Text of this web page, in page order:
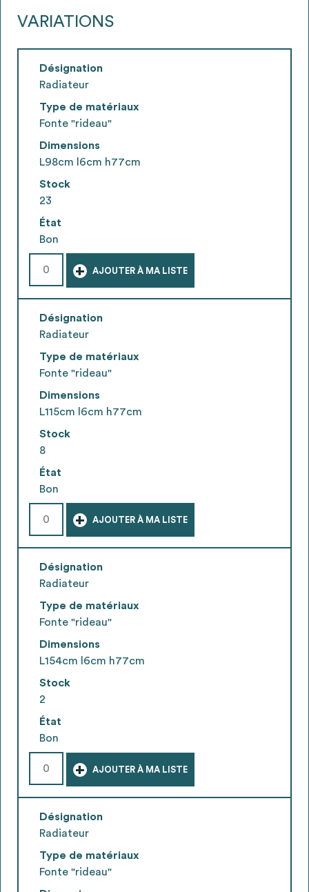
VARIATIONS
Désignation
Radiateur
Type de matériaux
Fonte "rideau"
Dimensions
L98cm l6cm h77cm
Stock
23
État
Bon
+ AJOUTER À MA LISTE
Désignation
Radiateur
Type de matériaux
Fonte "rideau"
Dimensions
L115cm l6cm h77cm
Stock
8
État
Bon
+ AJOUTER À MA LISTE
Désignation
Radiateur
Type de matériaux
Fonte "rideau"
Dimensions
L154cm l6cm h77cm
Stock
2
État
Bon
+ AJOUTER À MA LISTE
Désignation
Radiateur
Type de matériaux
Fonte "rideau"